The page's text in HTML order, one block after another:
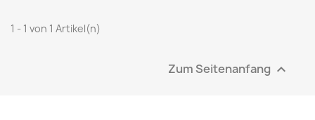
1 - 1 von 1 Artikel(n)
Zum Seitenanfang 